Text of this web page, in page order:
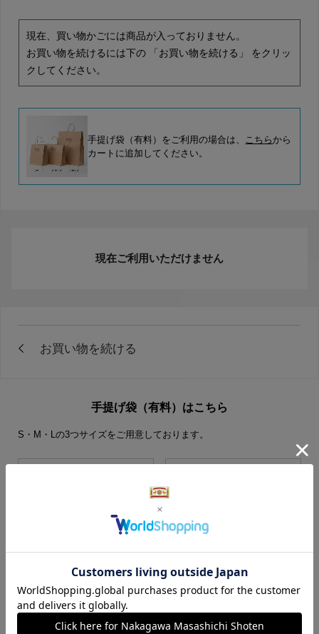
現在、買い物かごには商品が入っておりません。
お買い物を続けるには下の 「お買い物を続ける」 をクリッ
クしてください。
手提げ袋（有料）をご利用の場合は、 こちらから
カートに追加してください。
現在ご利用いただけません
手提げ袋（有料）はこちら
S・M・Lの3つサイズをご用意しております。
S・M・Lサイズより当店に
お任せ